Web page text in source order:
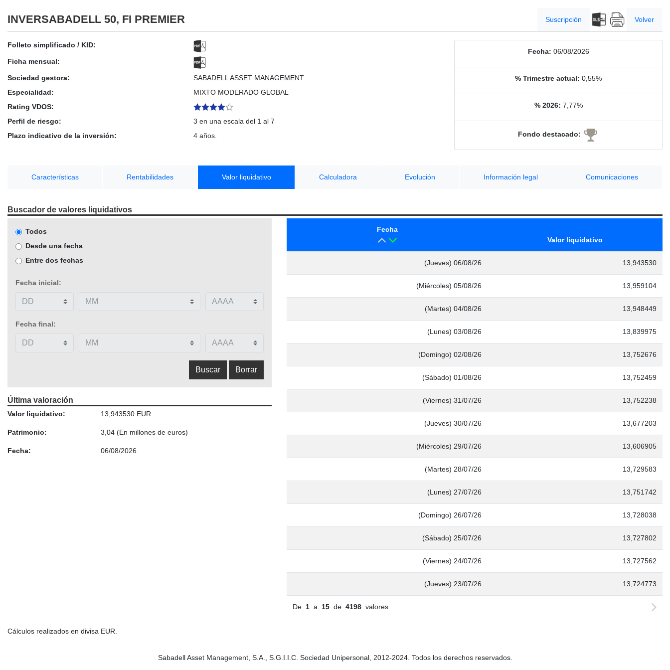
INVERSABADELL 50, FI PREMIER Suscripción Volver
Folleto simplificado / KID:
Ficha mensual:
Sociedad gestora:
SABADELL ASSET MANAGEMENT
Especialidad:
MIXTO MODERADO GLOBAL
Rating VDOS:
Perfil de riesgo:
3 en una escala del 1 al 7
Plazo indicativo de la inversión:
4 años.
Fecha: 06/08/2026
% Trimestre actual: 0,55%
% 2026: 7,77%
Fondo destacado:
Características Rentabilidades Valor liquidativo Calculadora Evolución Información legal Comunicaciones
Buscador de valores liquidativos
Todos
Desde una fecha
Entre dos fechas
Fecha inicial:
Fecha final:
Última valoración
Valor liquidativo: 13,943530 EUR
Patrimonio: 3,04 (En millones de euros)
Fecha: 06/08/2026
Fecha
Valor liquidativo
De 1 a 15 de 4198 valores
(Jueves) 06/08/26 13,943530
(Miércoles) 05/08/26 13,959104
(Martes) 04/08/26 13,948449
(Lunes) 03/08/26 13,839975
(Domingo) 02/08/26 13,752676
(Sábado) 01/08/26 13,752459
(Viernes) 31/07/26 13,752238
(Jueves) 30/07/26 13,677203
(Miércoles) 29/07/26 13,606905
(Martes) 28/07/26 13,729583
(Lunes) 27/07/26 13,751742
(Domingo) 26/07/26 13,728038
(Sábado) 25/07/26 13,727802
(Viernes) 24/07/26 13,727562
(Jueves) 23/07/26 13,724773
Cálculos realizados en divisa EUR.
Sabadell Asset Management, S.A., S.G.I.I.C. Sociedad Unipersonal, 2012-2024. Todos los derechos reservados.